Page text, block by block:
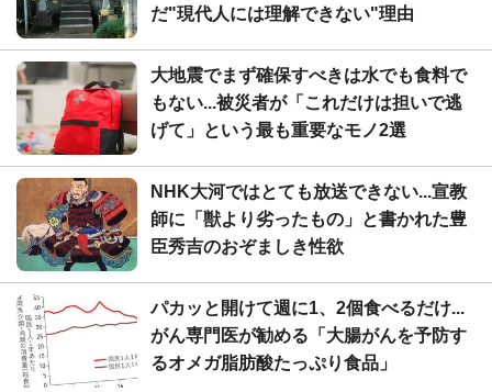
だ"現代人には理解できない"理由
大地震でまず確保すべきは水でも食料で
もない...被災者が「これだけは担いで逃
げて」という最も重要なモノ2選
NHK大河ではとても放送できない...宣教
師に「獣より劣ったもの」と書かれた豊
臣秀吉のおぞましき性欲
パカッと開けて週に1、2個食べるだけ...
がん専門医が勧める「大腸がんを予防す
るオメガ脂肪酸たっぷり食品」